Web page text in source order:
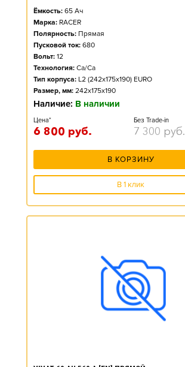
Ёмкость: 65 Ач
Марка: RACER
Полярность: Прямая
Пусковой ток: 680
Вольт: 12
Технология: Ca/Ca
Тип корпуса: L2 (242x175x190) EURO
Размер, мм: 242x175x190
Наличие: В наличии
Цена*
6 800 руб.
Без Trade-in
7 300 руб.
В КОРЗИНУ
В 1 клик